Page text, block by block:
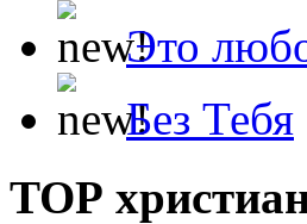
Это
Без Тебя
ТОР